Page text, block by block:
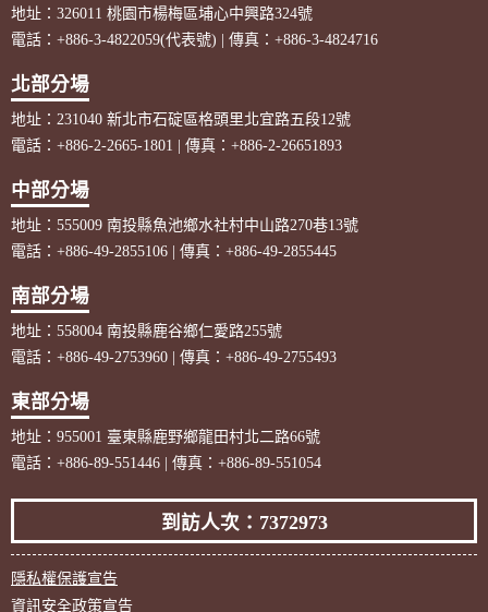
地址：326011 桃園市楊梅區埔心中興路324號
電話：+886-3-4822059(代表號) | 傳真：+886-3-4824716
北部分場
地址：231040 新北市石碇區格頭里北宜路五段12號
電話：+886-2-2665-1801 | 傳真：+886-2-26651893
中部分場
地址：555009 南投縣魚池鄉水社村中山路270巷13號
電話：+886-49-2855106 | 傳真：+886-49-2855445
南部分場
地址：558004 南投縣鹿谷鄉仁愛路255號
電話：+886-49-2753960 | 傳真：+886-49-2755493
東部分場
地址：955001 臺東縣鹿野鄉龍田村北二路66號
電話：+886-89-551446 | 傳真：+886-89-551054
到訪人次：7372973
隱私權保護宣告
資訊安全政策宣告